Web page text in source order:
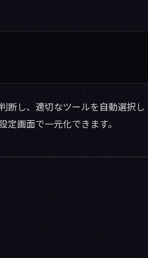
断し、適切なツールを自動選択し
画面で一元化できます。